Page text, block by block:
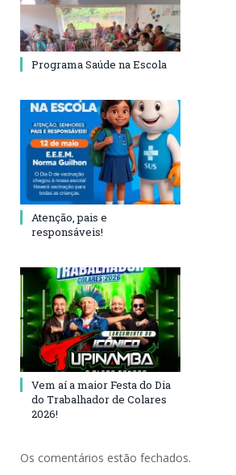
Programa Saúde na Escola
Atenção, pais e
responsáveis!
Vem aí a maior Festa do Dia
do Trabalhador de Colares
2026!
Os comentários estão fechados.